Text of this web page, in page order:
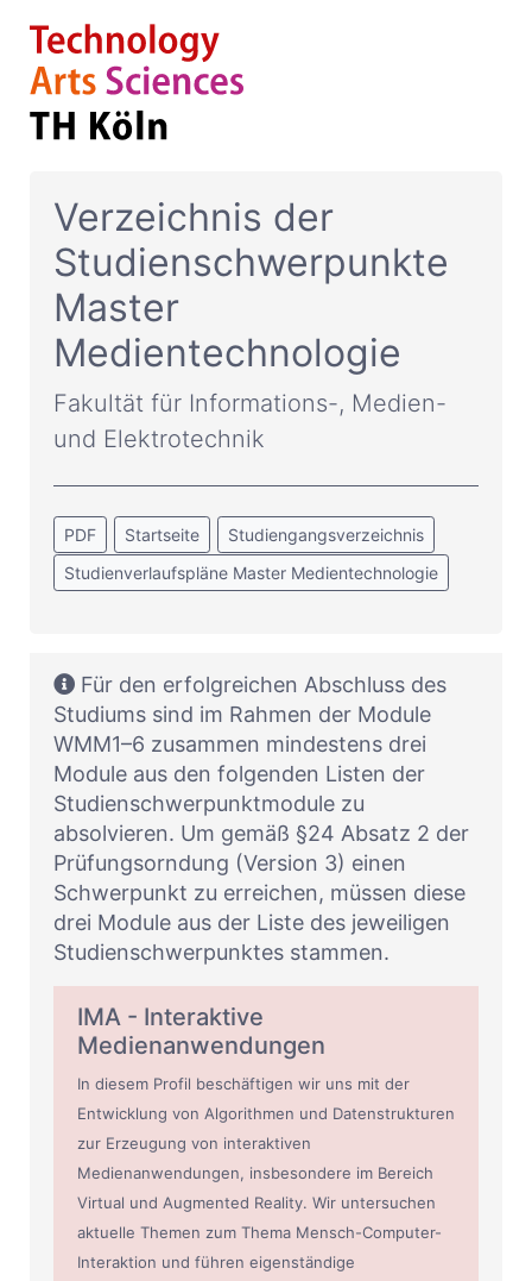
Verzeichnis der
Studienschwerpunkte
Master
Medientechnologie
Fakultät für Informations-, Medien-
und Elektrotechnik
PDF Startseite
Studiengangsverzeichnis
Studienverlaufspläne Master Medientechnologie
Für den erfolgreichen Abschluss des
Studiums sind im Rahmen der Module
WMM1–6 zusammen mindestens drei
Module aus den folgenden Listen der
Studienschwerpunktmodule zu
absolvieren. Um gemäß §24 Absatz 2 der
Prüfungsorndung (Version 3) einen
Schwerpunkt zu erreichen, müssen diese
drei Module aus der Liste des jeweiligen
Studienschwerpunktes stammen.
IMA - Interaktive
Medienanwendungen
In diesem Profil beschäftigen wir uns mit der
Entwicklung von Algorithmen und Datenstrukturen
zur Erzeugung von interaktiven
Medienanwendungen, insbesondere im Bereich
Virtual und Augmented Reality. Wir untersuchen
aktuelle Themen zum Thema Mensch-Computer-
Interaktion und führen eigenständige